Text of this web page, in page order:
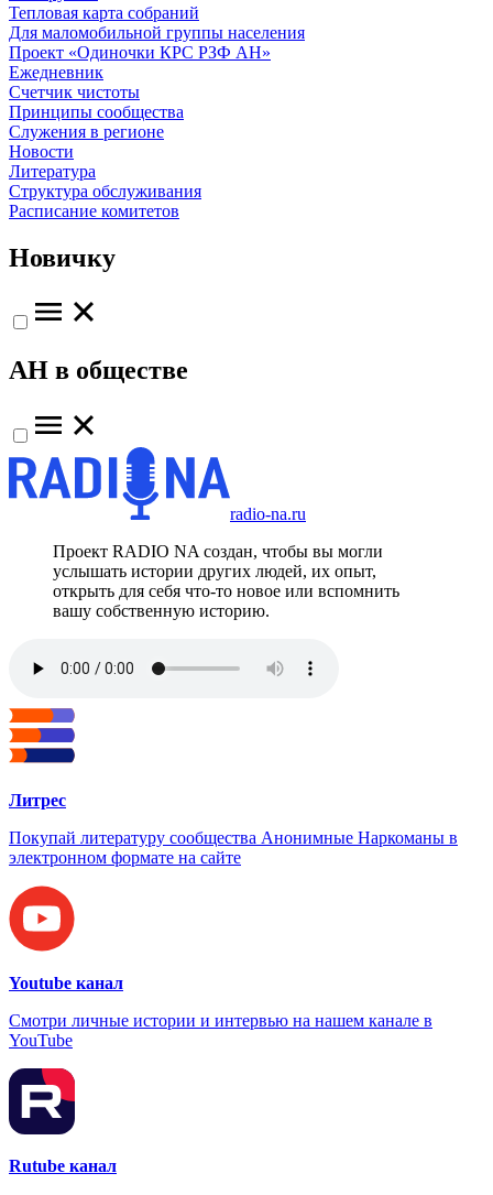
Тепловая карта собраний
Для маломобильной группы населения
Проект «Одиночки КРС РЗФ АН»
Ежедневник
Счетчик чистоты
Принципы сообщества
Служения в регионе
Новости
Литература
Структура обслуживания
Расписание комитетов
Новичку
АН в обществе
radio-na.ru
Проект RADIO NA создан, чтобы вы могли
услышать истории других людей, их опыт,
открыть для себя что-то новое или вспомнить
вашу собственную историю.
Литрес
Покупай литературу сообщества Анонимные Наркоманы в
электронном формате на сайте
Youtube канал
Смотри личные истории и интервью на нашем канале в
YouTube
Rutube канал